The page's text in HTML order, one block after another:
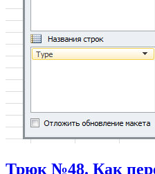
Трюк №48. Как